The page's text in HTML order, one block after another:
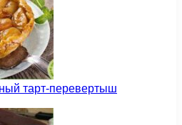
тарт-перевертыш